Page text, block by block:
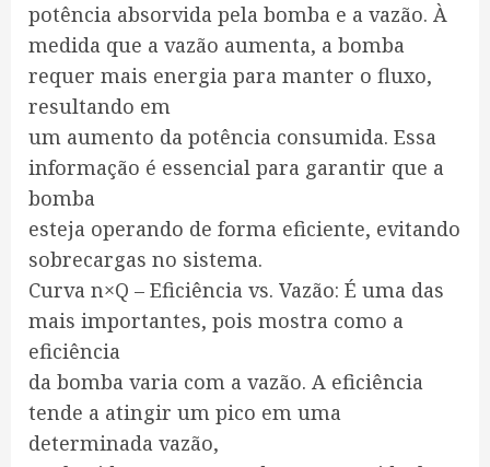
potência absorvida pela bomba e a vazão. À
medida que a vazão aumenta, a bomba
requer mais energia para manter o fluxo,
resultando em
um aumento da potência consumida. Essa
informação é essencial para garantir que a
bomba
esteja operando de forma eficiente, evitando
sobrecargas no sistema.
Curva n×Q – Eficiência vs. Vazão: É uma das
mais importantes, pois mostra como a
eficiência
da bomba varia com a vazão. A eficiência
tende a atingir um pico em uma
determinada vazão,